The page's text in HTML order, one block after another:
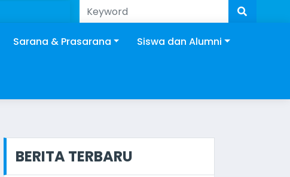
Sarana & Prasarana Siswa dan Alumni
BERITA TERBARU